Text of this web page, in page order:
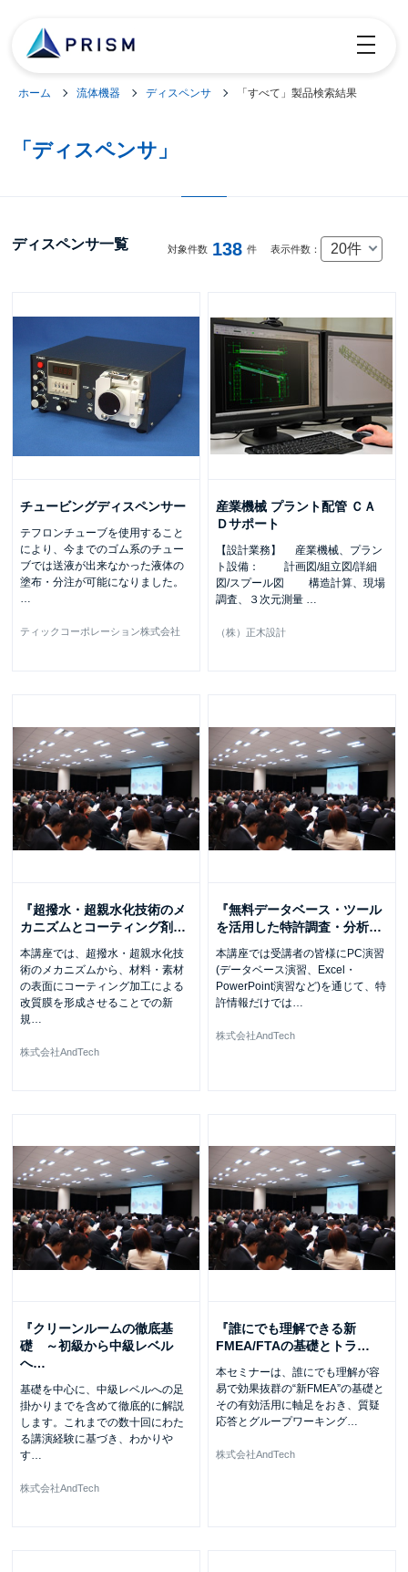
toggle
ホーム 流体機器 ディスペンサ 「すべて」製品検索結果
「ディスペンサ」
ディスペンサ一覧 対象件数 138 件 表示件数： 20件
チュービングディスペンサー
テフロンチューブを使用すること
により、今までのゴム系のチュー
ブでは送液が出来なかった液体の
塗布・分注が可能になりました。
…
ティックコーポレーション株式会社
産業機械 プラント配管 ＣＡ
Ｄサポート
【設計業務】 産業機械、プラン
ト設備： 計画図/組立図/詳細
図/スプール図 構造計算、現場
調査、３次元測量 …
（株）正木設計
『超撥水・超親水化技術のメ
カニズムとコーティング剤…
本講座では、超撥水・超親水化技
術のメカニズムから、材料・素材
の表面にコーティング加工による
改質膜を形成させることでの新
規
株式会社AndTech
『無料データベース・ツール
を活用した特許調査・分析…
本講座では受講者の皆様にPC演習
(データベース演習、Excel・
PowerPoint演習など)を通じて、特
許情報だけでは
株式会社AndTech
『クリーンルームの徹底基
礎 ～初級から中級レベル
へ…
基礎を中心に、中級レベルへの足
掛かりまでを含めて徹底的に解説
します。これまでの数十回にわた
る講演経験に基づき、わかりや
す…
株式会社AndTech
『誰にでも理解できる新
FMEA/FTAの基礎とトラ…
本セミナーは、誰にでも理解が容
易で効果抜群の“新FMEA”の基礎と
その有効活用に軸足をおき、質疑
応答とグループワーキング…
株式会社AndTech